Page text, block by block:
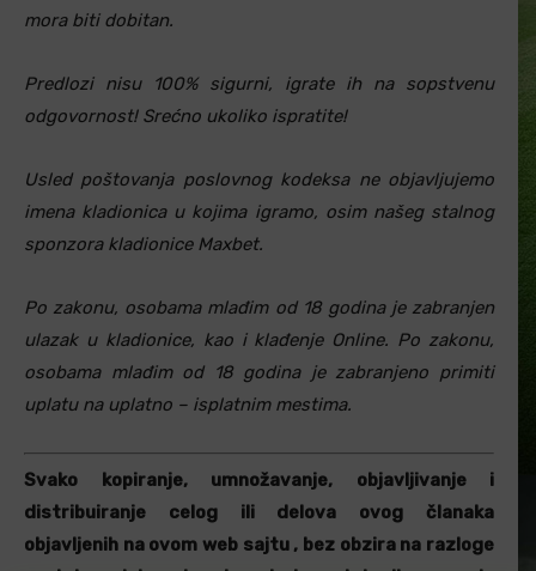
mora biti dobitan.
Predlozi nisu 100% sigurni, igrate ih na sopstvenu
odgovornost! Srećno ukoliko ispratite!
Usled poštovanja poslovnog kodeksa ne objavljujemo
imena kladionica u kojima igramo, osim našeg stalnog
sponzora kladionice Maxbet.
Po zakonu, osobama mlađim od 18 godina je zabranjen
ulazak u kladionice, kao i klađenje Online. Po zakonu,
osobama mlađim od 18 godina je zabranjeno primiti
uplatu na uplatno – isplatnim mestima.
Svako kopiranje, umnožavanje, objavljivanje i
distribuiranje celog ili delova ovog članaka
objavljenih na ovom web sajtu , bez obzira na razloge